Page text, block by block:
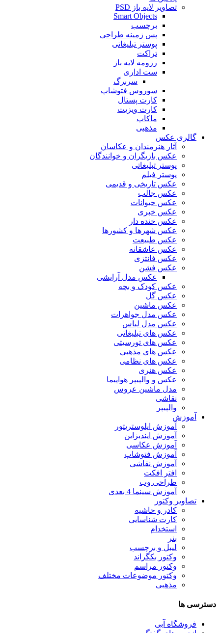
تصاویر لایه باز PSD
Smart Objects
برچسب
پس زمینه طراحی
پوستر تبلیغاتی
تراکت
رزومه لایه باز
ست اداری
سربرگ
سوروس فتوشاپ
کارت پستال
کارت ویزیت
ماکاپ
مذهبی
گالری عکس
آثار هنرمندان و عکاسان
عکس بازیگران و خوانندگان
پوستر تبلیغاتی
پوستر فیلم
عکس تاریخی و قدیمی
عکس جالب
عکس حیوانات
عکس خبری
عکس خنده دار
عکس شهرها و کشورها
عکس طبیعت
عکس عاشقانه
عکس فانتزی
عکس فشن
عکس مدل آرایشی
عکس کودک و بچه
عکس گل
عکس ماشین
عکس مدل جواهرات
عکس مدل لباس
عکس های تبلیغاتی
عکس های تورسیتی
عکس های مذهبی
عکس های نظامی
عکس هنری
عکس و والپیپر هواپیما
مدل ماشین عروس
نقاشی
والپیپر
آموزش
آموزش ایلوستریتور
آموزش ایندیزاین
آموزش عکاسی
آموزش فتوشاپ
آموزش نقاشی
افتر افکت
طراحی وب
آموزش سینما 4 بعدی
تصاویر وکتور
کادر و حاشیه
کارت شناسایی
استخدام
بنر
لیبل و برچسب
وکتور بکگراند
وکتور مراسم
وکتور موضوعات مختلف
مذهبی
دسترسی ها
فروشگاه آبی